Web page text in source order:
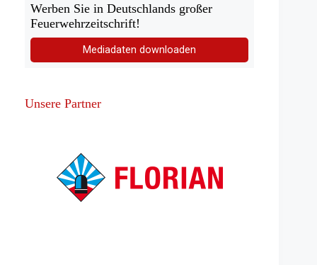
Werben Sie in Deutschlands großer
Feuerwehrzeitschrift!
Mediadaten downloaden
Unsere Partner